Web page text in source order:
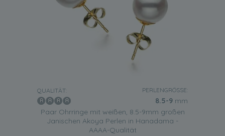
QUALITÄT: PERLENGRÖSSE:
8.5-9 mm
Paar Ohrringe mit weißen, 8.5-9mm großen
Janischen Akoya Perlen in Hanadama -
AAAA-Qualität